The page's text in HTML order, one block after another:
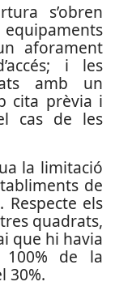
s’obren
aforament
i les
amb un
cita prèvia i
cas de les
la limitació
de
els
quadrats,
que hi havia
de la
30%.